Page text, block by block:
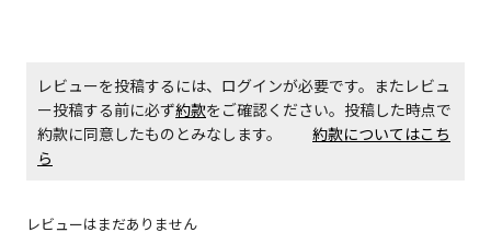
お見積商品です。金額・施工日はお打ち合わせの上、
決定となります。
決定となります。
レビューを投稿するには、ログインが必要です。またレビュ
ー投稿する前に必ず約款をご確認ください。投稿した時点で
約款に同意したものとみなします。 約款についてはこち
ら
レビューはまだありません